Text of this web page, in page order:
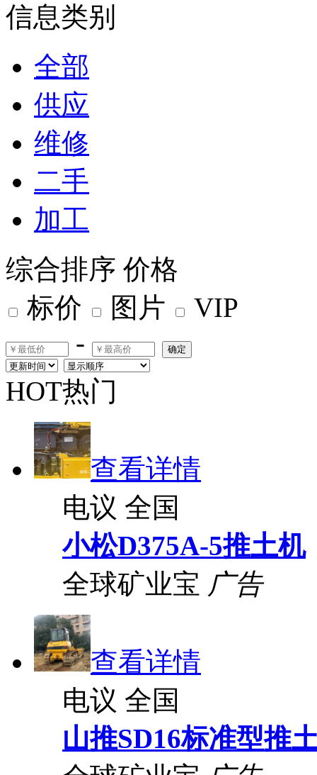
信息类别
全部
供应
维修
二手
加工
综合排序 价格
标价
图片
VIP
-
确定
HOT热门
查看详情
电议 全国
小松D375A-5推土机
全球矿业宝 广告
查看详情
电议 全国
山推SD16标准型推